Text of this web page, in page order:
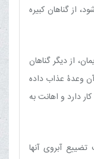
از گناهان كبیره
از دیگر گناهان
نسبت به آن وعدۀ عذاب داده
دارد و اهانت به
آبروی آنها